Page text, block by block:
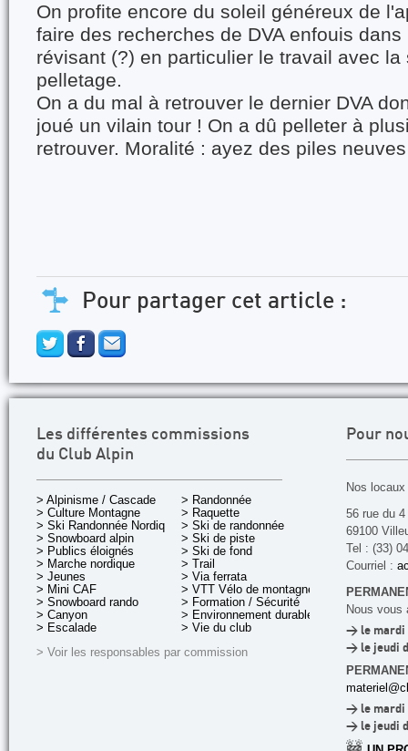
On profite encore du soleil généreux de
faire des recherches de DVA enfouis
révisant (?) en particulier le travail avec la
pelletage.
On a du mal à retrouver le dernier DVA
joué un vilain tour ! On a dû pelleter à
retrouver. Moralité : ayez des piles
Pour partager cet article :
Les différentes commissions
du Club Alpin
> Alpinisme / Cascade
> Culture Montagne
> Ski Randonnée Nordique
> Snowboard alpin
> Publics éloignés
> Marche nordique
> Jeunes
> Mini CAF
> Snowboard rando
> Canyon
> Escalade
> Randonnée
> Raquette
> Ski de randonnée
> Ski de piste
> Ski de fond
> Trail
> Via ferrata
> VTT Vélo de montagne
> Formation / Sécurité
> Environnement durable
> Vie du club
> Voir les responsables par commission
Pour
Nos
56 rue du
69100
Tel : (33)
Courriel :
Nous vous
> le mardi
> le jeudi
> le mardi
> le jeudi